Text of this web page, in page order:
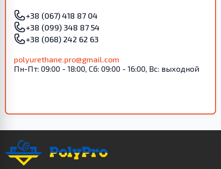
+38 (067) 418 87 04
+38 (099) 348 87 54
+38 (068) 242 62 63
polyurethane.pro@gmail.com
Пн-Пт: 09:00 - 18:00, Сб: 09:00 - 16:00, Вс: выходной